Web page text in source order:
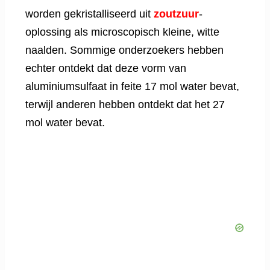
worden gekristalliseerd uit zoutzuur-
oplossing als microscopisch kleine, witte
naalden. Sommige onderzoekers hebben
echter ontdekt dat deze vorm van
aluminiumsulfaat in feite 17 mol water bevat,
terwijl anderen hebben ontdekt dat het 27
mol water bevat.